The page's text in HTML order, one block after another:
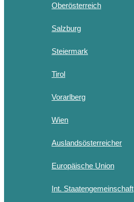
Oberösterreich
Salzburg
Steiermark
Tirol
Vorarlberg
Wien
Auslandsösterreicher
Europäische Union
Int. Staatengemeinschaft